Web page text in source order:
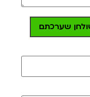
שערכתם